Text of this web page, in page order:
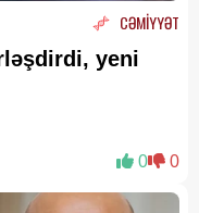
CƏMİYYƏT
yeni
0 0